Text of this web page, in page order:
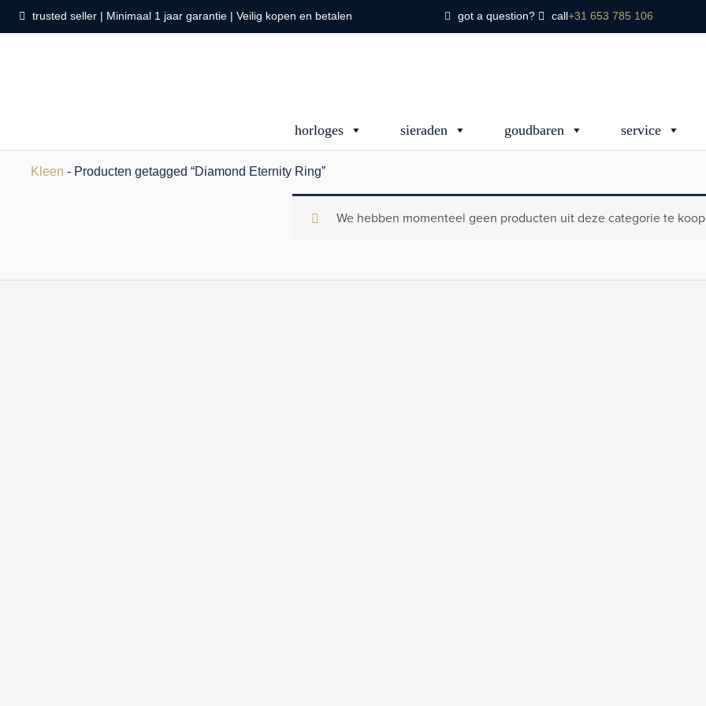
trusted seller | Minimaal 1 jaar garantie | Veilig kopen en betalen got a question? call+31 653 785 106
horloges sieraden goudbaren service
Kleen - Producten getagged “Diamond Eternity Ring”
We hebben momenteel geen producten uit deze categorie te koop